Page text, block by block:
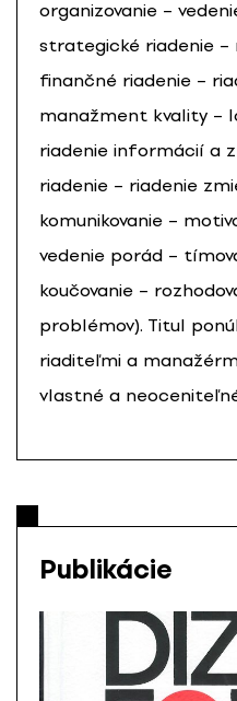
organizovanie –
strategické riadenie –
finančné riadenie –
manažment kvality –
riadenie informácií a
riadenie – riadenie
komunikovanie –
vedenie porád –
koučovanie –
problémov). Titul
riaditeľmi a
vlastné a
Publikácie